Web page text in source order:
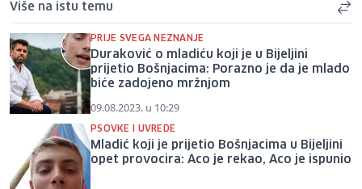
Više na istu temu
PRIJE SVEGA NEZNANJE
Duraković o mladiću koji je u Bijeljini
prijetio Bošnjacima: Porazno je da je mlado
biće zadojeno mržnjom
09.08.2023. u 10:29
PSOVKE I UVREDE
Mladić koji je prijetio Bošnjacima u Bijeljini
opet provocira: Aco je rekao, Aco je ispunio